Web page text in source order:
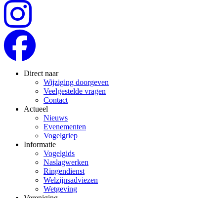
Direct naar
Wijziging doorgeven
Veelgestelde vragen
Contact
Actueel
Nieuws
Evenementen
Vogelgriep
Informatie
Vogelgids
Naslagwerken
Ringendienst
Welzijnsadviezen
Wetgeving